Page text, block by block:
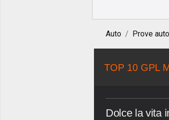
Auto Prove auto
TOP 10 GPL
Dolce la vita